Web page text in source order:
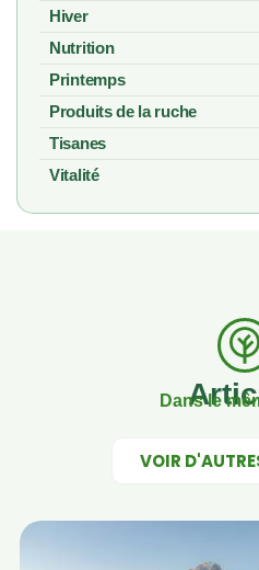
Hiver
Nutrition
Printemps
Produits de la ruche
Tisanes
Vitalité
Dans le
VOIR